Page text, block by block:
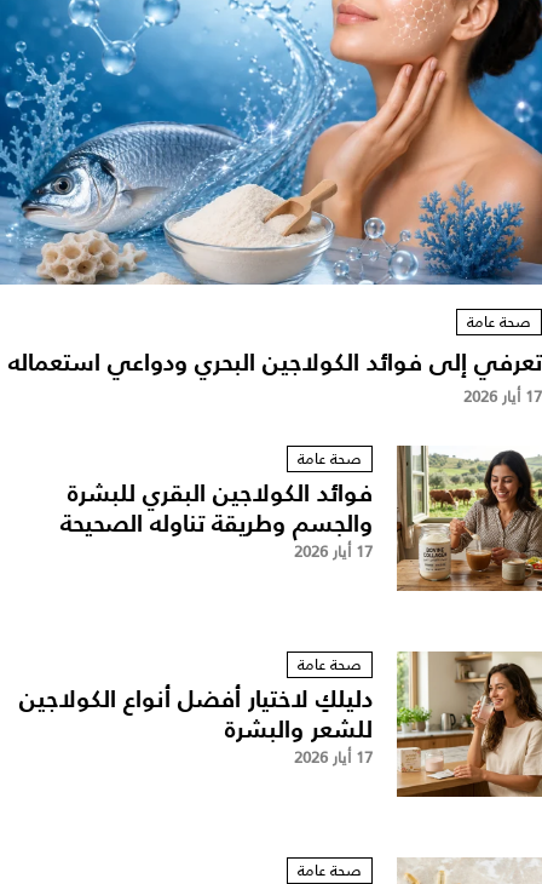
صحة عامة
تعرفي إلى فوائد الكولاجين البحري ودواعي استعماله
17 أيار 2026
صحة عامة
فوائد الكولاجين البقري للبشرة
والجسم وطريقة تناوله الصحيحة
17 أيار 2026
صحة عامة
دليلكِ لاختيار أفضل أنواع الكولاجين
للشعر والبشرة
17 أيار 2026
صحة عامة